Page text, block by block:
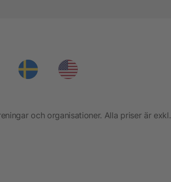
och organisationer. Alla priser är